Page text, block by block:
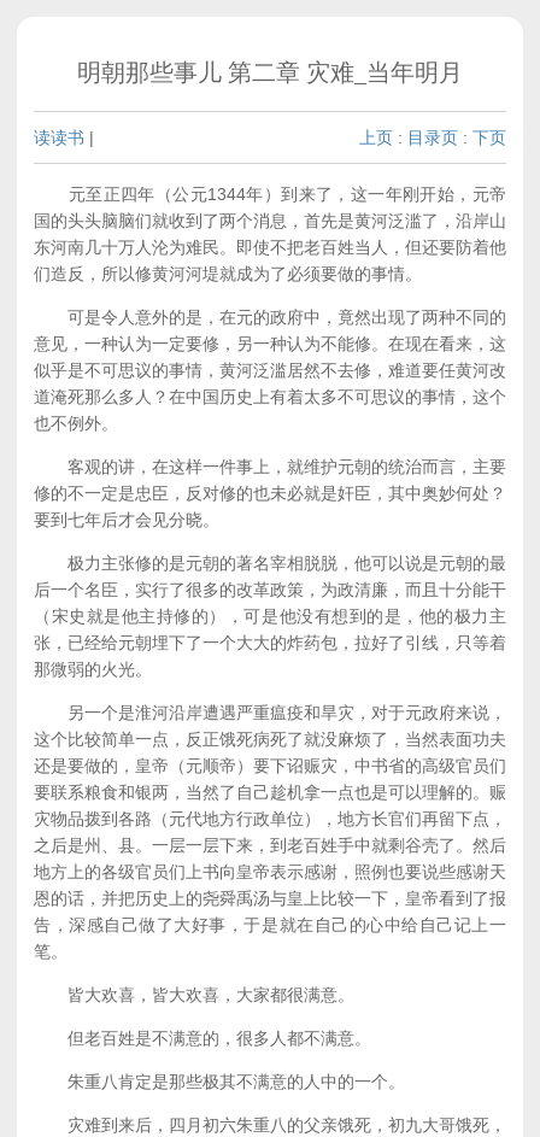
明朝那些事儿 第二章 灾难_当年明月
读读书 | 上页 : 目录页 : 下页
元至正四年（公元1344年）到来了，这一年刚开始，元帝
国的头头脑脑们就收到了两个消息，首先是黄河泛滥了，沿岸山
东河南几十万人沦为难民。即使不把老百姓当人，但还要防着他
们造反，所以修黄河河堤就成为了必须要做的事情。
可是令人意外的是，在元的政府中，竟然出现了两种不同的
意见，一种认为一定要修，另一种认为不能修。在现在看来，这
似乎是不可思议的事情，黄河泛滥居然不去修，难道要任黄河改
道淹死那么多人？在中国历史上有着太多不可思议的事情，这个
也不例外。
客观的讲，在这样一件事上，就维护元朝的统治而言，主要
修的不一定是忠臣，反对修的也未必就是奸臣，其中奥妙何处？
要到七年后才会见分晓。
极力主张修的是元朝的著名宰相脱脱，他可以说是元朝的最
后一个名臣，实行了很多的改革政策，为政清廉，而且十分能干
（宋史就是他主持修的），可是他没有想到的是，他的极力主
张，已经给元朝埋下了一个大大的炸药包，拉好了引线，只等着
那微弱的火光。
另一个是淮河沿岸遭遇严重瘟疫和旱灾，对于元政府来说，
这个比较简单一点，反正饿死病死了就没麻烦了，当然表面功夫
还是要做的，皇帝（元顺帝）要下诏赈灾，中书省的高级官员们
要联系粮食和银两，当然了自己趁机拿一点也是可以理解的。赈
灾物品拨到各路（元代地方行政单位），地方长官们再留下点，
之后是州、县。一层一层下来，到老百姓手中就剩谷壳了。然后
地方上的各级官员们上书向皇帝表示感谢，照例也要说些感谢天
恩的话，并把历史上的尧舜禹汤与皇上比较一下，皇帝看到了报
告，深感自己做了大好事，于是就在自己的心中给自己记上一
笔。
皆大欢喜，皆大欢喜，大家都很满意。
但老百姓是不满意的，很多人都不满意。
朱重八肯定是那些极其不满意的人中的一个。
灾难到来后，四月初六朱重八的父亲饿死，初九大哥饿死，